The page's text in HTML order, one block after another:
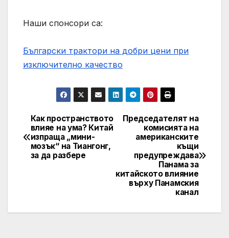
Наши спонсори са:
Български трактори на добри цени при
изключително качество
Post
navigation
Председателят на
комисията на
американските
къщи
предупреждава
Панама за
китайското влияние
върху Панамския
канал
Как пространството
влияе на ума? Китай
изпраща „мини-
мозък“ на Тиангонг,
за да разбере